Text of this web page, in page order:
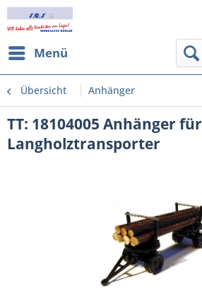
Menü
Übersicht Anhänger
TT: 18104005 Anhänger für
Langholztransporter